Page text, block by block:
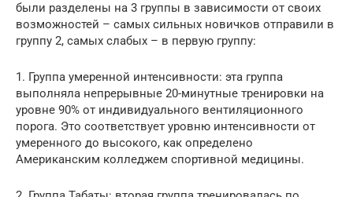
были разделены на 3 группы в зависимости от своих
возможностей – самых сильных новичков отправили в
группу 2, самых слабых – в первую группу:
1. Группа умеренной интенсивности: эта группа
выполняла непрерывные 20-минутные тренировки на
уровне 90% от индивидуального вентиляционного
порога. Это соответствует уровню интенсивности от
умеренного до высокого, как определено
Американским колледжем спортивной медицины.